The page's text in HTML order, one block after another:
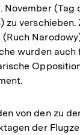
November (Tag
zu
wurden auch
von den zu
der